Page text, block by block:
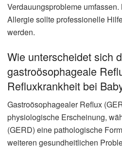
Verdauungsprobleme
Allergie sollte professionelle
werden.
Wie unterscheidet sich
gastroösophageale
Refluxkrankheit bei
Gastroösophagealer Reflux
physiologische Erscheinung,
(GERD) eine pathologische
weiteren gesundheitlichen